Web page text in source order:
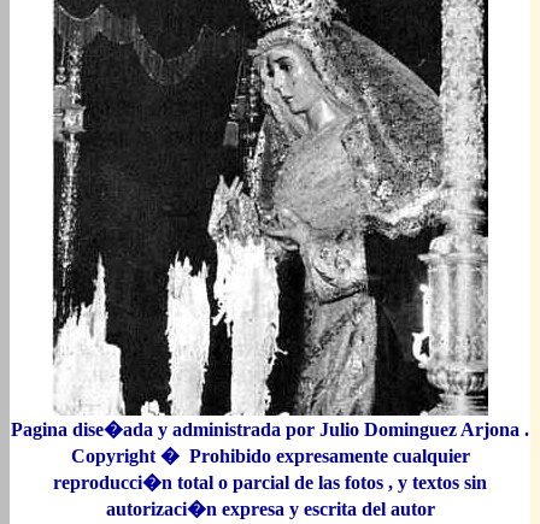
Pagina dise�ada y administrada por Julio Dominguez Arjona .
Copyright � Prohibido expresamente cualquier
reproducci�n total o parcial de las fotos , y textos sin
autorizaci�n expresa y escrita del autor